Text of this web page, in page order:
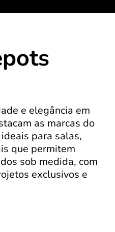
e elegância em
as marcas do
para salas,
que permitem
sob medida, com
exclusivos e